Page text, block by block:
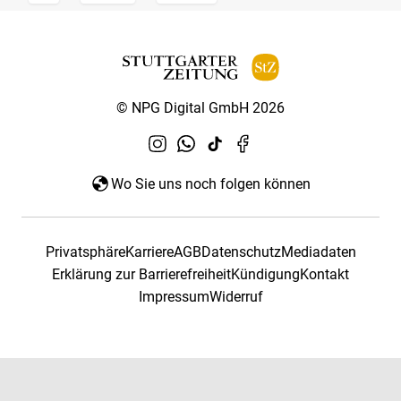
© NPG Digital GmbH 2026
Wo Sie uns noch folgen können
PrivatsphäreKarriereAGBDatenschutzMediadaten
Erklärung zur BarrierefreiheitKündigungKontakt
ImpressumWiderruf